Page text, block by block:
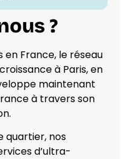
?
en France, le réseau
à Paris, en
maintenant
à travers son
quartier, nos
d’ultra-